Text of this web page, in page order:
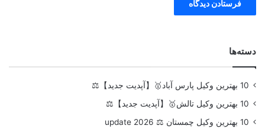
دسته‌ها
10 بهترین وکیل پارس آباد🥇【آپدیت جدید】⚖️
10 بهترین وکیل تالش🥇【آپدیت جدید】⚖️
10 بهترین وکیل چمستان ⚖️ update 2026